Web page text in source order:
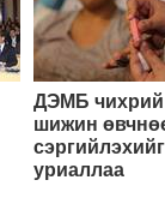
ДЭМБ
шижин
сэргийлэхийг
уриаллаа